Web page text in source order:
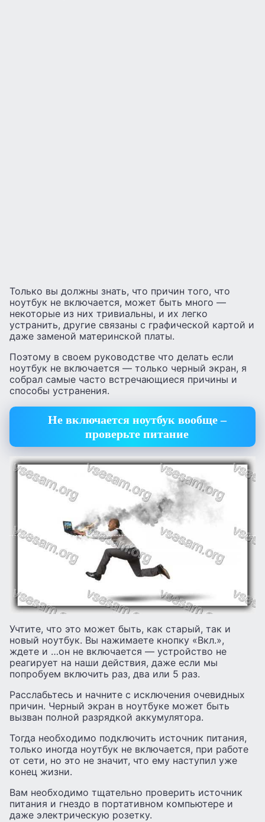
Только вы должны знать, что причин того, что
ноутбук не включается, может быть много —
некоторые из них тривиальны, и их легко
устранить, другие связаны с графической картой и
даже заменой материнской платы.
Поэтому в своем руководстве что делать если
ноутбук не включается — только черный экран, я
собрал самые часто встречающиеся причины и
способы устранения.
Не включается ноутбук вообще –
проверьте питание
Учтите, что это может быть, как старый, так и
новый ноутбук. Вы нажимаете кнопку «Вкл.»,
ждете и …он не включается — устройство не
реагирует на наши действия, даже если мы
попробуем включить раз, два или 5 раз.
Расслабьтесь и начните с исключения очевидных
причин. Черный экран в ноутбуке может быть
вызван полной разрядкой аккумулятора.
Тогда необходимо подключить источник питания,
только иногда ноутбук не включается, при работе
от сети, но это не значит, что ему наступил уже
конец жизни.
Вам необходимо тщательно проверить источник
питания и гнездо в портативном компьютере и
даже электрическую розетку.